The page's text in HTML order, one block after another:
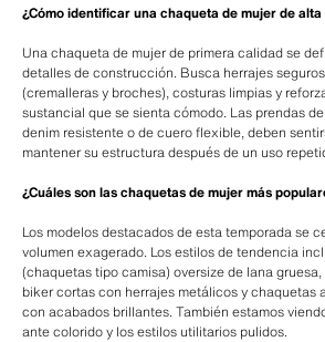
¿Cómo identificar una chaqueta de mujer de
Una chaqueta de mujer de primera calidad se
detalles de construcción. Busca herrajes
(cremalleras y broches), costuras limpias y
sustancial que se sienta cómodo. Las prendas
denim resistente o de cuero flexible, deben
mantener su estructura después de un uso
¿Cuáles son las chaquetas de mujer más
Los modelos destacados de esta temporada se
volumen exagerado. Los estilos de tendencia
(chaquetas tipo camisa) oversize de lana
biker cortas con herrajes metálicos y chaquetas
con acabados brillantes. También estamos
ante colorido y los estilos utilitarios pulidos.